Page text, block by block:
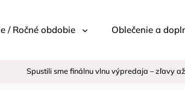
/ Ročné obdobie Oblečenie a
Spustili sme finálnu vlnu výpredaja – zľavy